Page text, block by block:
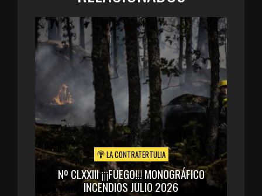
LA CONTRATERTULIA
Nº CLXXIII ¡¡¡FUEGO!!! MONOGRÁFICO
INCENDIOS JULIO 2026